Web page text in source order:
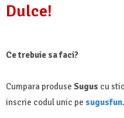
Dulce!
Ce trebuie sa faci?
Cumpara produse Sugus cu
inscrie codul unic pe